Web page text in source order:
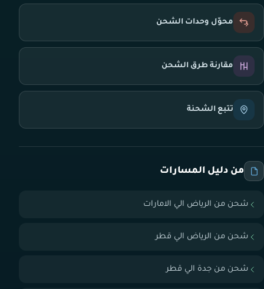
محوّل وحدات الشحن
مقارنة طرق الشحن
تتبع الشحنة
من دليل المسارات
شحن من الرياض الي الامارات
شحن من الرياض الي قطر
شحن من جدة الي قطر